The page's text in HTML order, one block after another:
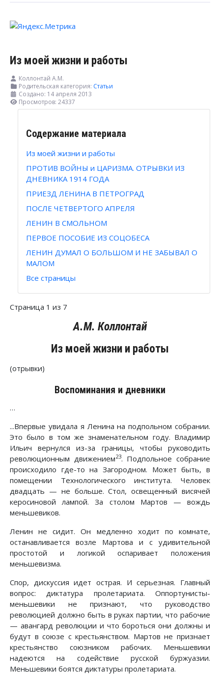
Из моей жизни и работы
Коллонтай А.М.
Родительская категория: Статьи
Создано: 14 апреля 2013
Просмотров: 24337
Содержание материала
Из моей жизни и работы
ПРОТИВ ВОЙНЫ и ЦАРИЗМА. ОТРЫВКИ ИЗ
ДНЕВНИКА 1914 ГОДА
ПРИЕЗД ЛЕНИНА В ПЕТРОГРАД
ПОСЛЕ ЧЕТВЕРТОГО АПРЕЛЯ
ЛЕНИН В СМОЛЬНОМ
ПЕРВОЕ ПОСОБИЕ ИЗ СОЦОБЕСА
ЛЕНИН ДУМАЛ О БОЛЬШОМ И НЕ ЗАБЫВАЛ О
МАЛОМ
Все страницы
Страница 1 из 7
A.M. Коллонтай
Из моей жизни и работы
(отрывки)
Воспоминания и дневники
…
...Впервые увидала я Ленина на подпольном собрании.
Это было в том же знаменательном году. Владимир
Ильич вернулся из-за границы, чтобы руководить
революционным движением23. Подпольное собрание
происходило где-то на Загородном. Может быть, в
помещении Технологического института. Человек
двадцать — не больше. Стол, освещенный висячей
керосиновой лампой. За столом Мартов — вождь
меньшевиков.
Ленин не сидит. Он медленно ходит по комнате,
останавливается возле Мартова и с удивительной
простотой и логикой оспаривает положения
меньшевизма.
Спор, дискуссия идет острая. И серьезная. Главный
вопрос: диктатура пролетариата. Оппортунисты-
меньшевики не признают, что руководство
революцией должно быть в руках партии, что рабочие
— авангард революции и что бороться они должны и
будут в союзе с крестьянством. Мартов не признает
крестьянство союзником рабочих. Меньшевики
надеются на содействие русской буржуазии.
Меньшевики боятся диктатуры пролетариата.